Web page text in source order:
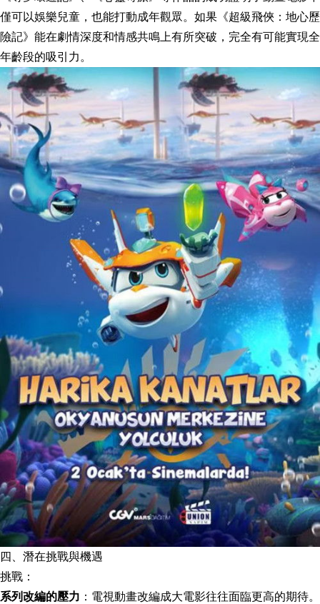
僅可以娛樂兒童，也能打動成年觀眾。如果《超級飛俠：地心歷
險記》能在劇情深度和情感共鳴上有所突破，完全有可能實現全
年齡段的吸引力。
四、潛在挑戰與機遇
挑戰：
系列改編的壓力 ：電視動畫改編成大電影往往面臨更高的期待。